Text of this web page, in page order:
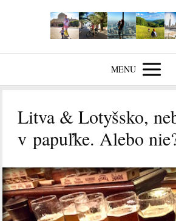
MENU
Litva & Lotyšsko,
v papuľke. Alebo